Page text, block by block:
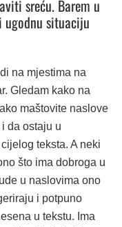
sreću. Barem u
situaciju
na mjestima na
Gledam kako na
maštovite naslove
da ostaju u
teksta. A neki
što ima dobroga u
u naslovima ono
i potpuno
u tekstu. Ima